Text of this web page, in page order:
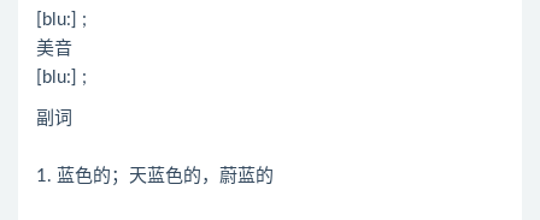
[blu:] ;
美音
[blu:] ;
副词
1. 蓝色的；天蓝色的，蔚蓝的